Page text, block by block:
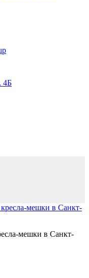
4Б
мешки в Санкт-